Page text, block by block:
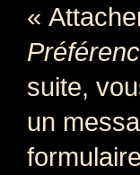
«
suite,
un